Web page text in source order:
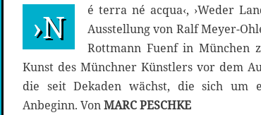
›N
é terra né acqua‹, ›Weder
Ausstellung von Ralf Meyer-
Rottmann Fuenf in München
Kunst des Münchner Künstlers vor dem
die seit Dekaden wächst, die sich um
Anbeginn. VonMARC PESCHKE